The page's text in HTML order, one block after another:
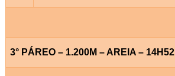
3° PÁREO – 1.200M – AREIA – 14H52